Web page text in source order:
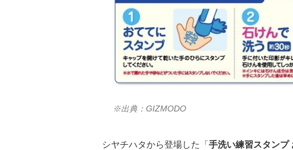
※出典：GIZMODO
シヤチハタから登場した「手洗い練習スタンプ